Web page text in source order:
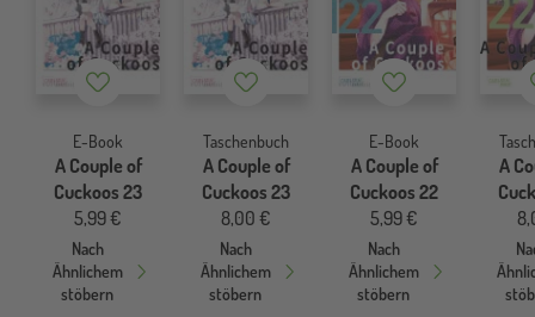
Merkzettel
E-Book
A Couple of
Cuckoos 23
5,99 €
Nach
Ähnlichem
stöbern
Merkzettel
Taschenbuch
A Couple of
Cuckoos 23
8,00 €
Nach
Ähnlichem
stöbern
Merkzettel
E-Book
A Couple of
Cuckoos 22
5,99 €
Nach
Ähnlichem
stöbern
A